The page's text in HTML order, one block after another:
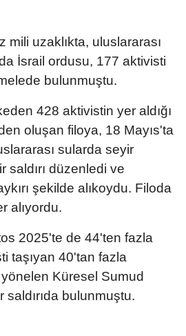
mili uzaklıkta, uluslararası
İsrail ordusu, 177 aktivisti
bulunmuştu.
428 aktivistin yer aldığı
oluşan filoya, 18 Mayıs'ta
sularda seyir
saldırı düzenledi ve
şekilde alıkoydu. Filoda
alıyordu.
2025'te de 44'ten fazla
taşıyan 40'tan fazla
Küresel Sumud
bulunmuştu.